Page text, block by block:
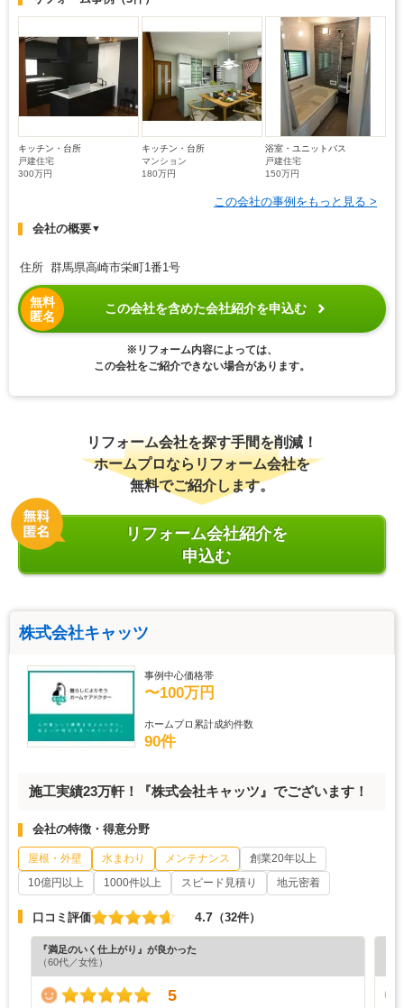
キッチン・台所
戸建住宅
300万円
キッチン・台所
マンション
180万円
浴室・ユニットバス
戸建住宅
150万円
この会社の事例をもっと見る >
会社の概要▼
住所 群馬県高崎市栄町1番1号
無料
匿名
この会社を含めた会社紹介を申込む
※リフォーム内容によっては、
この会社をご紹介できない場合があります。
リフォーム会社を探す手間を削減！
ホームプロならリフォーム会社を
無料でご紹介します。
リフォーム会社紹介を
申込む
株式会社キャッツ
事例中心価格帯
〜100万円
ホームプロ累計成約件数
90件
施工実績23万軒！『株式会社キャッツ』でございます！
会社の特徴・得意分野
屋根・外壁 水まわり メンテナンス
創業20年以上
10億円以上
1000件以上 スピード見積り 地元密着
口コミ評価 4.7 （32件）
『満足のいく仕上がり』が良かった
（60代／女性）
5